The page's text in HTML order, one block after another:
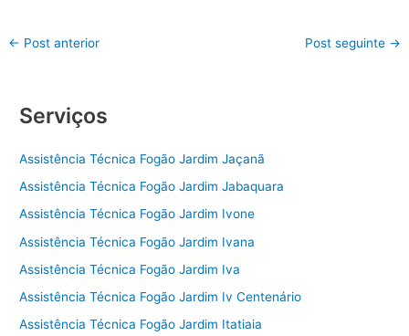
← Post anterior Post seguinte →
Serviços
Assistência Técnica Fogão Jardim Jaçanã
Assistência Técnica Fogão Jardim Jabaquara
Assistência Técnica Fogão Jardim Ivone
Assistência Técnica Fogão Jardim Ivana
Assistência Técnica Fogão Jardim Iva
Assistência Técnica Fogão Jardim Iv Centenário
Assistência Técnica Fogão Jardim Itatiaia